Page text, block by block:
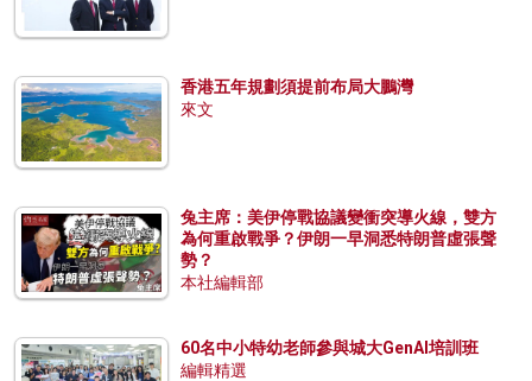
香港五年規劃須提前布局大鵬灣
來文
兔主席：美伊停戰協議變衝突導火線，雙方
為何重啟戰爭？伊朗一早洞悉特朗普虛張聲
勢？
本社編輯部
60名中小特幼老師參與城大GenAI培訓班
編輯精選